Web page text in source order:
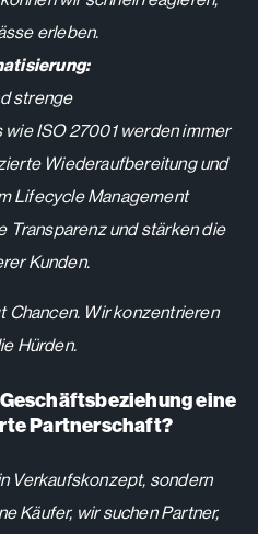
erleben.
strenge
ISO 27001 werden immer
Wiederaufbereitung und
Lifecycle Management
Transparenz und stärken die
Kunden.
Wir konzentrieren
Hürden.
eine
Partnerschaft?
Verkaufskonzept, sondern
Käufer, wir suchen Partner,